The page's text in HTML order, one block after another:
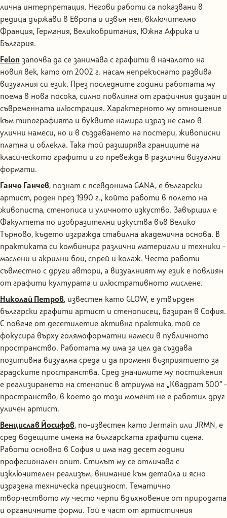
лична интерпретация. Негови работи са показвани в
редица държави в Европа и извън нея, включително
Франция, Германия, Великобритания, Южна Африка и
България.
Felon започва да се занимава с графити в началото на
новия век, като от 2002 г. насам непрекъснато развива
визуалния си език. През последните години работата му
поема в нова посока, силно повлияна от графичния дизайн и
съвременната илюстрация. Характерното му отношение
към типографията и буквите намира израз не само в
улични намеси, но и в създаването на постери, живописни
платна и облекла. Така той разширява границите на
класическото графити и го превежда в различни визуални
формати.
Ганчо Ганчев, познат с псевдонима GANA, е български
артист, роден през 1990 г., който работи в полето на
живописта, стенописа и уличното изкуство. Завършил е
Факултета по изобразителни изкуства във Велико
Търново, където изгражда стабилна академична основа. В
практиката си комбинира различни материали и техники -
маслени и акрилни бои, спрей и колаж. Често работи
съвместно с други автори, а визуалният му език е повлиян
от графити културата и илюстративното мислене.
Николай Петров, известен като GLOW, е утвърден
български графити артист и стенописец, базиран в София.
С повече от десетилетие активна практика, той се
фокусира върху голямоформатни намеси в публичното
пространство. Работата му има за цел да създава
позитивна визуална среда и да променя възприятието за
градските пространства. Сред значимите му постижения
е реализирането на стенопис в атриума на „Квадрат 500“ -
пространство, в което до този момент не е работил друг
уличен артист.
Венцислав Йосифов, по-известен като Jermain или JRMN, е
сред водещите имена на българската графити сцена.
Работи основно в София и има над десет години
професионален опит. Стилът му се отличава с
изключителен реализъм, внимание към детайла и ясно
изразена техническа прецизност. Тематично
творчеството му често черпи вдъхновение от природата
и органичните форми. Той е част от артистичния